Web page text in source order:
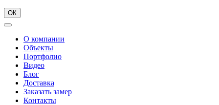
ОК
О компании
Объекты
Портфолио
Видео
Блог
Доставка
Заказать замер
Контакты